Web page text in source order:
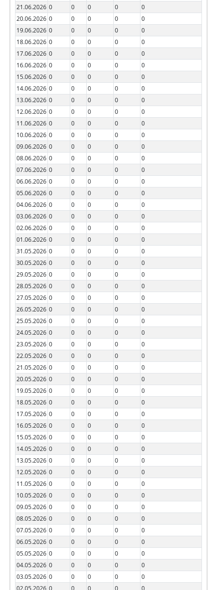
21.06.2026 0 0 0 0
0
20.06.2026 0 0 0 0
0
19.06.2026 0 0 0 0
0
18.06.2026 0 0 0 0
0
17.06.2026 0 0 0 0
0
16.06.2026 0 0 0 0
0
15.06.2026 0 0 0 0
0
14.06.2026 0 0 0 0
0
13.06.2026 0 0 0 0
0
12.06.2026 0 0 0 0
0
11.06.2026 0 0 0 0
0
10.06.2026 0 0 0 0
0
09.06.2026 0 0 0 0
0
08.06.2026 0 0 0 0
0
07.06.2026 0 0 0 0
0
06.06.2026 0 0 0 0
0
05.06.2026 0 0 0 0
0
04.06.2026 0 0 0 0
0
03.06.2026 0 0 0 0
0
02.06.2026 0 0 0 0
0
01.06.2026 0 0 0 0
0
31.05.2026 0 0 0 0
0
30.05.2026 0 0 0 0
0
29.05.2026 0 0 0 0
0
28.05.2026 0 0 0 0
0
27.05.2026 0 0 0 0
0
26.05.2026 0 0 0 0
0
25.05.2026 0 0 0 0
0
24.05.2026 0 0 0 0
0
23.05.2026 0 0 0 0
0
22.05.2026 0 0 0 0
0
21.05.2026 0 0 0 0
0
20.05.2026 0 0 0 0
0
19.05.2026 0 0 0 0
0
18.05.2026 0 0 0 0
0
17.05.2026 0 0 0 0
0
16.05.2026 0 0 0 0
0
15.05.2026 0 0 0 0
0
14.05.2026 0 0 0 0
0
13.05.2026 0 0 0 0
0
12.05.2026 0 0 0 0
0
11.05.2026 0 0 0 0
0
10.05.2026 0 0 0 0
0
09.05.2026 0 0 0 0
0
08.05.2026 0 0 0 0
0
07.05.2026 0 0 0 0
0
06.05.2026 0 0 0 0
0
05.05.2026 0 0 0 0
0
04.05.2026 0 0 0 0
0
03.05.2026 0 0 0 0
0
02.05.2026 0 0 0 0 0